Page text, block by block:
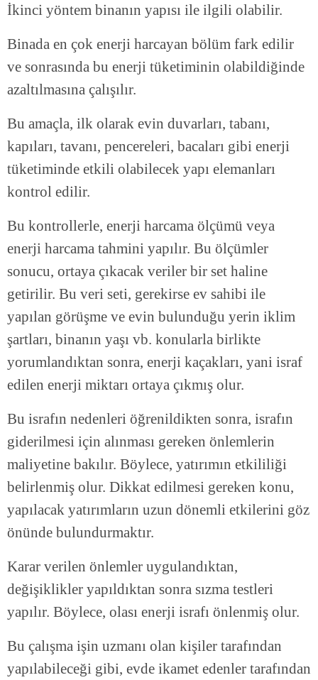
İkinci yöntem binanın yapısı ile ilgili olabilir.
Binada en çok enerji harcayan bölüm fark edilir
ve sonrasında bu enerji tüketiminin olabildiğinde
azaltılmasına çalışılır.
Bu amaçla, ilk olarak evin duvarları, tabanı,
kapıları, tavanı, pencereleri, bacaları gibi enerji
tüketiminde etkili olabilecek yapı elemanları
kontrol edilir.
Bu kontrollerle, enerji harcama ölçümü veya
enerji harcama tahmini yapılır. Bu ölçümler
sonucu, ortaya çıkacak veriler bir set haline
getirilir. Bu veri seti, gerekirse ev sahibi ile
yapılan görüşme ve evin bulunduğu yerin iklim
şartları, binanın yaşı vb. konularla birlikte
yorumlandıktan sonra, enerji kaçakları, yani israf
edilen enerji miktarı ortaya çıkmış olur.
Bu israfın nedenleri öğrenildikten sonra, israfın
giderilmesi için alınması gereken önlemlerin
maliyetine bakılır. Böylece, yatırımın etkililiği
belirlenmiş olur. Dikkat edilmesi gereken konu,
yapılacak yatırımların uzun dönemli etkilerini göz
önünde bulundurmaktır.
Karar verilen önlemler uygulandıktan,
değişiklikler yapıldıktan sonra sızma testleri
yapılır. Böylece, olası enerji israfı önlenmiş olur.
Bu çalışma işin uzmanı olan kişiler tarafından
yapılabileceği gibi, evde ikamet edenler tarafından